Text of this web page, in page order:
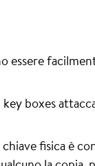
essere
boxes
fisica è